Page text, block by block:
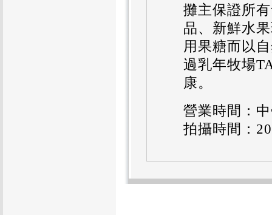
攤主保證所
品、新鮮水
用果糖而以
過乳年牧場
康。
營業時間：
拍攝時間：